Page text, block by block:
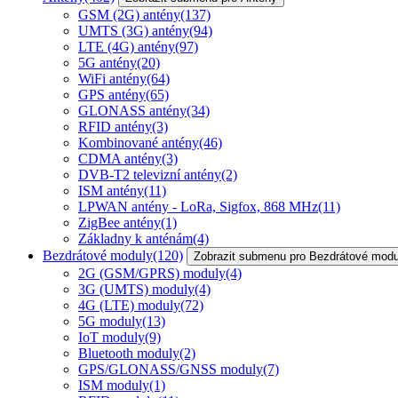
GSM (2G) antény(137)
UMTS (3G) antény(94)
LTE (4G) antény(97)
5G antény(20)
WiFi antény(64)
GPS antény(65)
GLONASS antény(34)
RFID antény(3)
Kombinované antény(46)
CDMA antény(3)
DVB-T2 televizní antény(2)
ISM antény(11)
LPWAN antény - LoRa, Sigfox, 868 MHz(11)
ZigBee antény(1)
Základny k anténám(4)
Bezdrátové moduly(120) Zobrazit submenu pro Bezdrátové
2G (GSM/GPRS) moduly(4)
3G (UMTS) moduly(4)
4G (LTE) moduly(72)
5G moduly(13)
IoT moduly(9)
Bluetooth moduly(2)
GPS/GLONASS/GNSS moduly(7)
ISM moduly(1)